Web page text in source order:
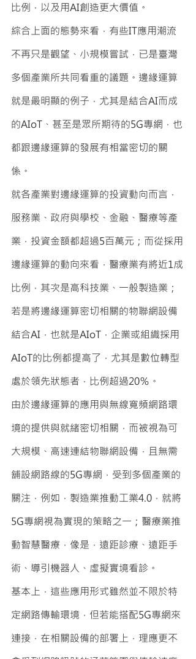
比例，以及用AI創造更大價值。
綜合上面的態勢來看，有些IT應用潮流
不再只是觀望、小規模嘗試，已是臺灣
多個產業所共同看重的議題。邊緣運算
就是最明顯的例子，尤其是結合AI而成
的AIoT、甚至是眾所期待的5G專網，也
都跟邊緣運算的發展有相當密切的關
係。
就各產業對邊緣運算的投資動向而言，
服務業、政府與學校、金融、醫療等產
業，投資金額都超過5百萬元；而從採用
邊緣運算的動向來看，醫療業有將近1成
比例，其次是高科技業、一般製造業；
若是將邊緣運算密切相關的物聯網設備
結合AI，也就是AIoT，企業或組織採用
AIoT的比例都提高了，尤其是數位轉型
處於領先狀態者，比例超過20％。
由於邊緣運算的應用與無線寬頻網路環
境的提供與就緒密切相關，而被視為可
大規模、高速連結物聯網設備，且無需
舖設網路線的5G專網，受到多個產業的
關注，例如，製造業推動工業4.0，就將
5G專網視為實現的策略之一；醫療業推
動智慧醫療，像是，遠距診療、遠距手
術、導引機器人、虛擬實境看診。
基本上，這些應用形式雖然並不限於特
定網路傳輸環境，但若能搭配5G專網來
連接，在相關設備的部署上，理應更不